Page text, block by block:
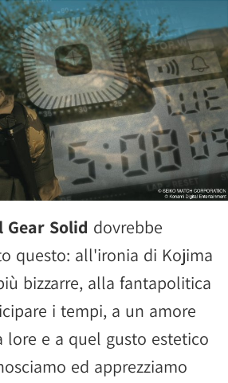
Gear Solid dovrebbe
questo: all'ironia di Kojima
bizzarre, alla fantapolitica
i tempi, a un amore
lore e a quel gusto estetico
ed apprezziamo